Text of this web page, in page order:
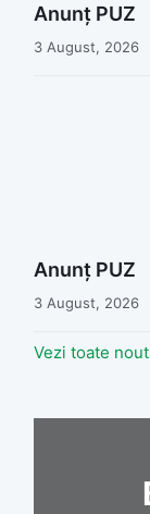
Anunț PUZ
3 August, 2026
Anunț PUZ
3 August, 2026
Vezi toate